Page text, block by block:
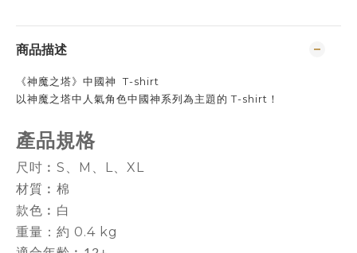
商品描述
《神魔之塔》中國神 T-shirt
以神魔之塔中人氣角色中國神系列為主題的 T-shirt！
產品規格
尺吋︰S、M、L、XL
材質︰棉
款色︰白
重量：約 0.4 kg